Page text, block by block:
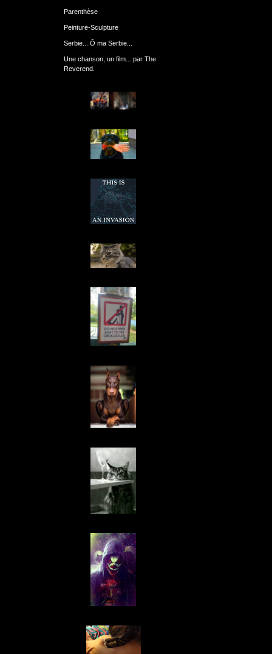
Parenthèse
Peinture-Sculpture
Serbie... Ô ma Serbie...
Une chanson, un film... par The
Reverend.